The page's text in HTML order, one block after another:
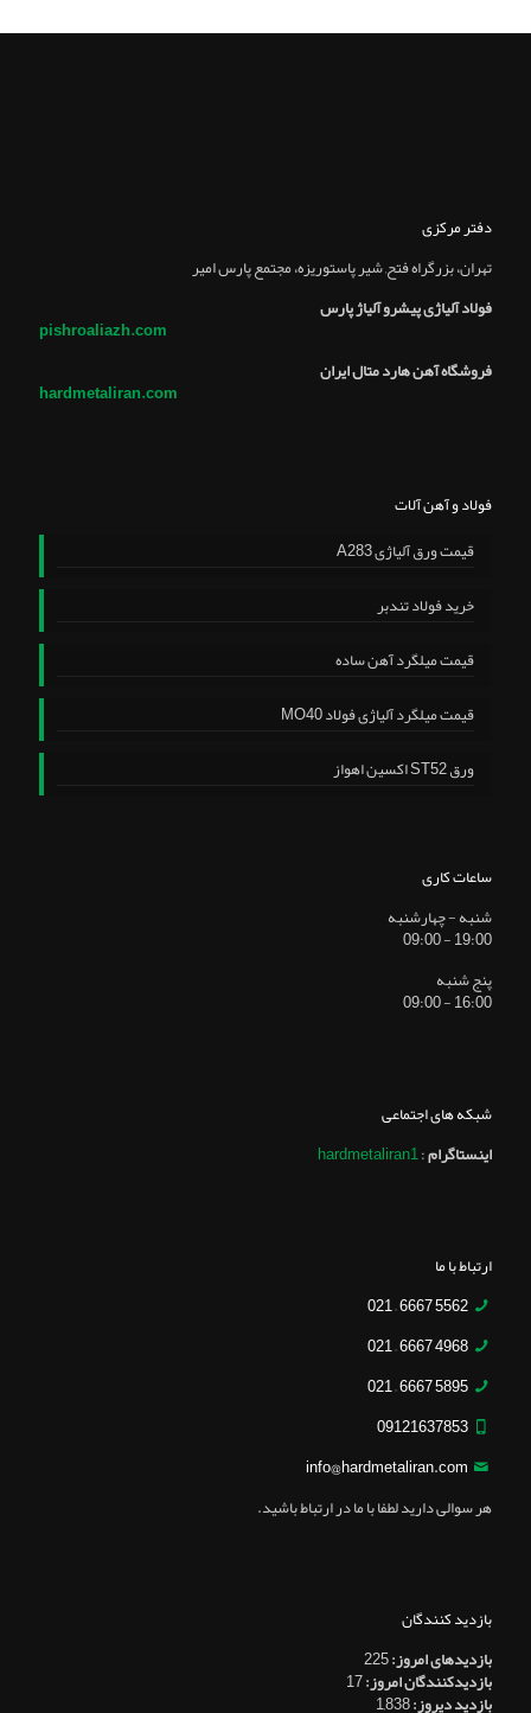
دفتر مرکزی
تهران، بزرگراه فتح, شير پاستوريزه، مجتمع پارس امير
فولاد آلیاژی پیشرو آلیاژ پارس
pishroaliazh.com
فروشگاه آهن هارد متال ایران
hardmetaliran.com
فولاد و آهن آلات
قیمت ورق آلیاژی A283
خرید فولاد تندبر
قیمت میلگرد آهن ساده
قیمت میلگرد آلیاژی فولاد MO40
ورق ST52 اکسین اهواز
ساعات کاری
شنبه - چهارشنبه
19:00 - 09:00
پنج شنبه
16:00 - 09:00
شبکه های اجتماعی
اینستاگرام:
hardmetaliran1
ارتباط با ما
5562 6667 – 021
4968 6667 – 021
5895 6667 – 021
09121637853
info@hardmetaliran.com
هر سوالی دارید لطفا با ما در ارتباط باشید.
بازدید کنندگان
بازدیدهای امروز:225
بازدیدکنندگان امروز:17
بازدید دیروز:1,838